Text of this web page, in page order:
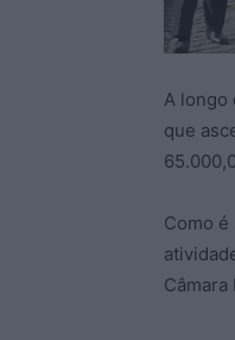
A longo
que
Como
Câmara